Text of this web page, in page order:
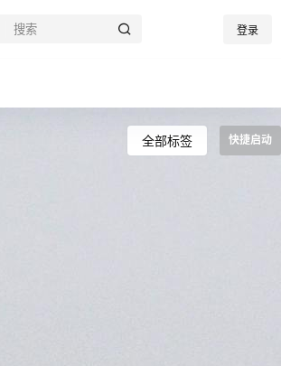
登录
全部标签 快捷启动